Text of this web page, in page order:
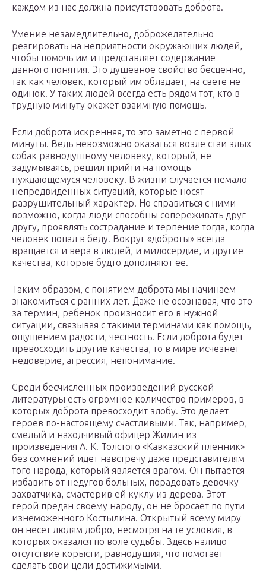
каждом из нас должна присутствовать доброта.
Умение незамедлительно, доброжелательно
реагировать на неприятности окружающих людей,
чтобы помочь им и представляет содержание
данного понятия. Это душевное свойство бесценно,
так как человек, который им обладает, на свете не
одинок. У таких людей всегда есть рядом тот, кто в
трудную минуту окажет взаимную помощь.
Если доброта искренняя, то это заметно с первой
минуты. Ведь невозможно оказаться возле стаи злых
собак равнодушному человеку, который, не
задумываясь, решил прийти на помощь
нуждающемуся человеку. В жизни случается немало
непредвиденных ситуаций, которые носят
разрушительный характер. Но справиться с ними
возможно, когда люди способны сопереживать друг
другу, проявлять сострадание и терпение тогда, когда
человек попал в беду. Вокруг «доброты» всегда
вращается и вера в людей, и милосердие, и другие
качества, которые будто дополняют ее.
Таким образом, с понятием доброта мы начинаем
знакомиться с ранних лет. Даже не осознавая, что это
за термин, ребенок произносит его в нужной
ситуации, связывая с такими терминами как помощь,
ощущением радости, честность. Если доброта будет
превосходить другие качества, то в мире исчезнет
недоверие, агрессия, непонимание.
Среди бесчисленных произведений русской
литературы есть огромное количество примеров, в
которых доброта превосходит злобу. Это делает
героев по-настоящему счастливыми. Так, например,
смелый и находчивый офицер Жилин из
произведения А. К. Толстого «Кавказский пленник»
без сомнений идет навстречу даже представителям
того народа, который является врагом. Он пытается
избавить от недугов больных, порадовать девочку
захватчика, смастерив ей куклу из дерева. Этот
герой предан своему народу, он не бросает по пути
изнеможенного Костылина. Открытый всему миру
он несет людям добро, несмотря на те условия, в
которых оказался по воле судьбы. Здесь налицо
отсутствие корысти, равнодушия, что помогает
сделать свои цели достижимыми.